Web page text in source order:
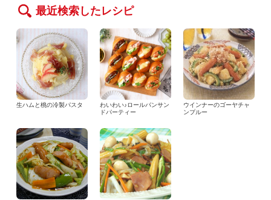
最近検索したレシピ
生ハムと桃の冷製パスタ
わいわい♪ロールパンサン
ドパーティー
ウインナーのゴーヤチャ
ンプルー